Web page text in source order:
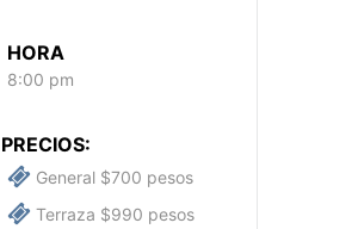
HORA
8:00 pm
PRECIOS:
General $700 pesos
Terraza $990 pesos